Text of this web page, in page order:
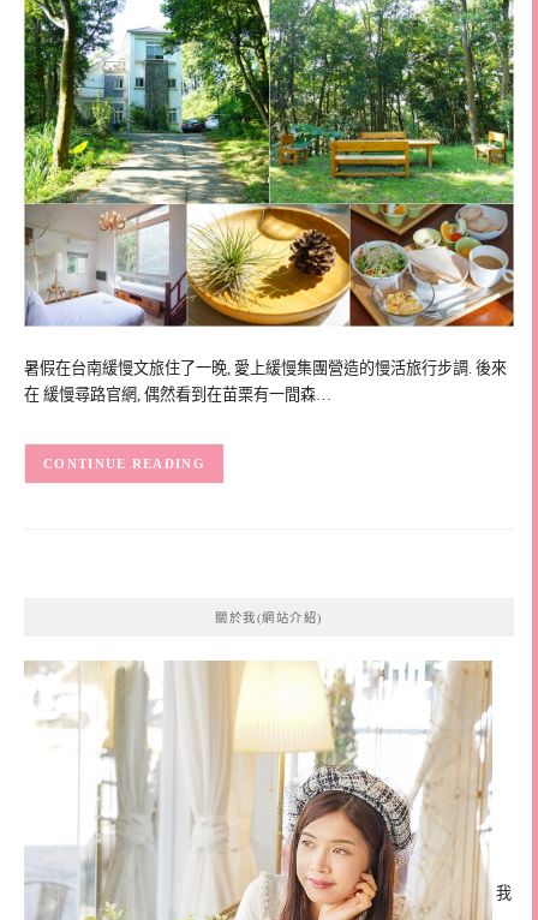
暑假在台南緩慢文旅住了一晚, 愛上緩慢集團營造的慢活旅行步調. 後來
在 緩慢尋路官網, 偶然看到在苗栗有一間森…
CONTINUE READING
關於我(網站介紹)
我